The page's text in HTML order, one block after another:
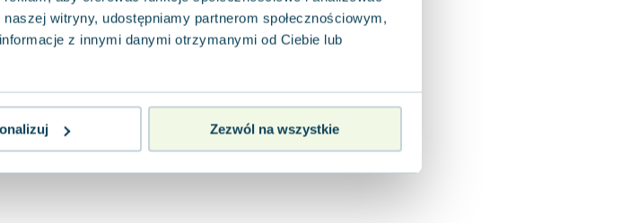
witryny, udostępniamy partnerom społecznościowym,
z innymi danymi otrzymanymi od Ciebie lub
Zezwól na wszystkie